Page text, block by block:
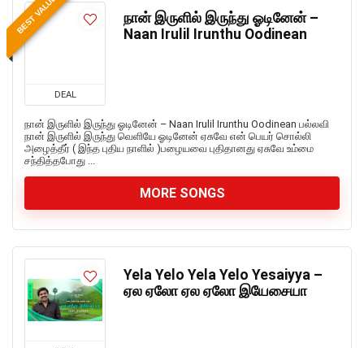
BEST VALUE
DEAL
நான் இருளில் இருந்து ஓடினேன் –
Naan Irulil Irunthu Oodinean
நான் இருளில் இருந்து ஓடினேன் – Naan Irulil Irunthu Oodinean பல்லவி
நான் இருளில் இருந்து வெளியே ஓடினேன் ஏசுவே என் பெயர் சொல்லி
அழைத்தீர் ( இந்த புதிய நாளில் )பழையவை புதிதானது ஏசுவே உம்மை
சந்தித்தபோது ...
MORE SONGS
Yela Yelo Yela Yelo Yesaiyya –
ஏல ஏலோ ஏல ஏலோ இயேசையா